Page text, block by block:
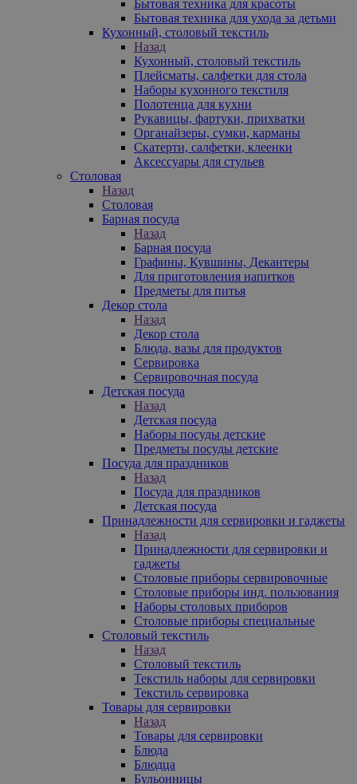
Бытовая техника для красоты
Бытовая техника для ухода за детьми
Кухонный, столовый текстиль
Назад
Кухонный, столовый текстиль
Плейсматы, салфетки для стола
Наборы кухонного текстиля
Полотенца для кухни
Рукавицы, фартуки, прихватки
Органайзеры, сумки, карманы
Скатерти, салфетки, клеенки
Аксессуары для стульев
Столовая
Назад
Столовая
Барная посуда
Назад
Барная посуда
Графины, Кувшины, Декантеры
Для приготовления напитков
Предметы для питья
Декор стола
Назад
Декор стола
Блюда, вазы для продуктов
Сервировка
Сервировочная посуда
Детская посуда
Назад
Детская посуда
Наборы посуды детские
Предметы посуды детские
Посуда для праздников
Назад
Посуда для праздников
Детская посуда
Принадлежности для сервировки и гаджеты
Назад
Принадлежности для сервировки и
гаджеты
Столовые приборы сервировочные
Столовые приборы инд. пользования
Наборы столовых приборов
Столовые приборы специальные
Столовый текстиль
Назад
Столовый текстиль
Текстиль наборы для сервировки
Текстиль сервировка
Товары для сервировки
Назад
Товары для сервировки
Блюда
Блюдца
Бульонницы